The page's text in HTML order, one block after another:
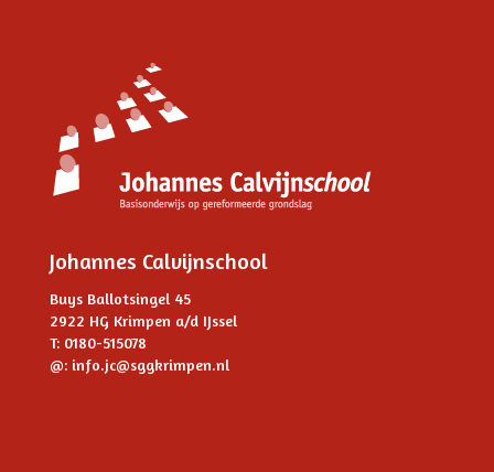
Johannes Calvijnschool
Buys Ballotsingel 45
2922 HG Krimpen a/d IJssel
T: 0180-515078
@: info.jc@sggkrimpen.nl